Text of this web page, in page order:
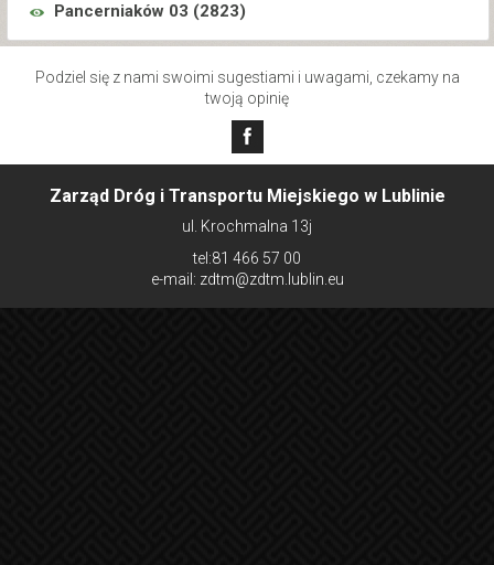
Pancerniaków 03 (2823)
Podziel się z nami swoimi sugestiami i uwagami, czekamy na
twoją opinię
Zarząd Dróg i Transportu Miejskiego w Lublinie
ul. Krochmalna 13j
tel:81 466 57 00
e-mail: zdtm@zdtm.lublin.eu